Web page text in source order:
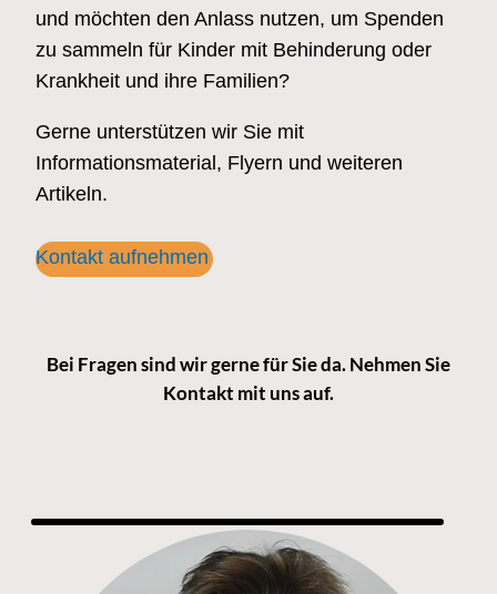
und möchten den Anlass nutzen, um Spenden
zu sammeln für Kinder mit Behinderung oder
Krankheit und ihre Familien?
Gerne unterstützen wir Sie mit
Informationsmaterial, Flyern und weiteren
Artikeln.
Kontakt aufnehmen
Bei Fragen sind wir gerne für Sie da. Nehmen Sie
Kontakt mit uns auf.